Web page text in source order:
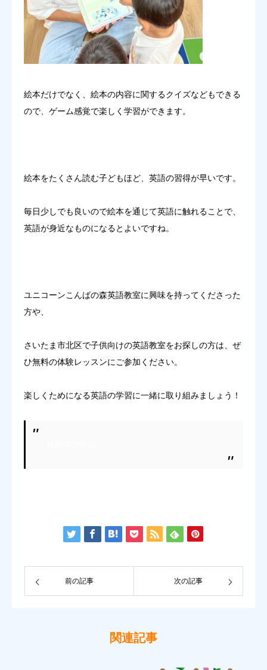
絵本だけでなく、絵本の内容に関するクイズなどもできる
ので、ゲーム感覚で楽しく学習ができます。
絵本をたくさん読む子どもほど、英語の習得が早いです。
毎日少しでも良いので絵本を通じて英語に触れることで、
英語が身近なものになるとよいですね。
ユニコーンこんばの森英語教室に興味を持ってくださった
方や、
さいたま市北区で子供向けの英語教室をお探しの方は、ぜ
ひ無料の体験レッスンにご参加ください。
楽しくためになる英語の学習に一緒に取り組みましょう！
前の記事 次の記事
関連記事